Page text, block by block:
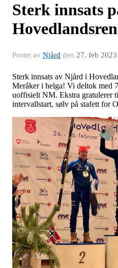
Sterk innsats
Postet av Njård den 27. feb 2023
Sterk innsats av Njård i
Meråker i helga! Vi deltok med
uoffisielt NM. Ekstra gratulerer
intervallstart, sølv på stafett for